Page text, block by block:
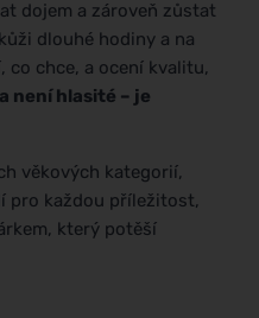
dojem a zároveň zůstat
dlouhé hodiny a na
chce, a ocení kvalitu,
není hlasité – je
věkových kategorií,
pro každou příležitost,
který potěší